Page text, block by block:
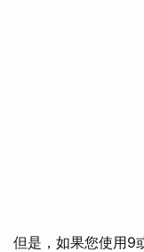
但是，如果您使用9